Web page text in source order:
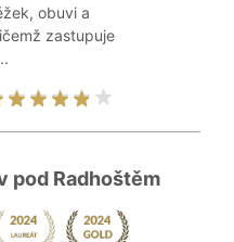
obuvi a
zastupuje
pod Radhoštěm